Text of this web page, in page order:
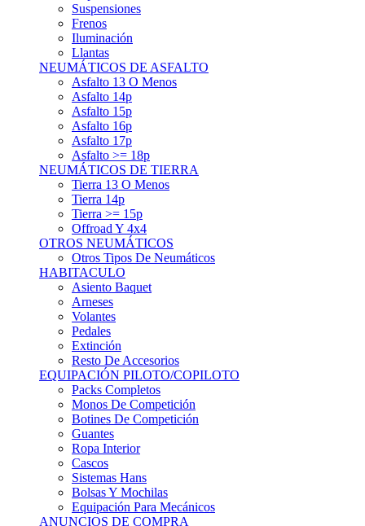
Frenos
Iluminación
Llantas
NEUMÁTICOS DE ASFALTO
Asfalto 13 O Menos
Asfalto 14p
Asfalto 15p
Asfalto 16p
Asfalto 17p
Asfalto >= 18p
NEUMÁTICOS DE TIERRA
Tierra 13 O Menos
Tierra 14p
Tierra >= 15p
Offroad Y 4x4
OTROS NEUMÁTICOS
Otros Tipos De Neumáticos
HABITACULO
Asiento Baquet
Arneses
Volantes
Pedales
Extinción
Resto De Accesorios
EQUIPACIÓN PILOTO/COPILOTO
Packs Completos
Monos De Competición
Botines De Competición
Guantes
Ropa Interior
Cascos
Sistemas Hans
Bolsas Y Mochilas
Equipación Para Mecánicos
ANUNCIOS DE COMPRA
Compra De Piezas